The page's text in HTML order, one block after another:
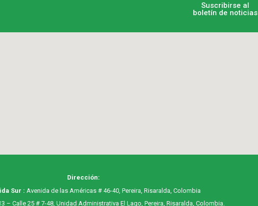
Suscribirse al
boletín de noticias
Dirección:
Sur : Avenida de las Américas # 46-40, Pereira, Risaralda, Colombia
– Calle 25 # 7-48, Unidad Administrativa El Lago, Pereira, Risaralda, Colombia.